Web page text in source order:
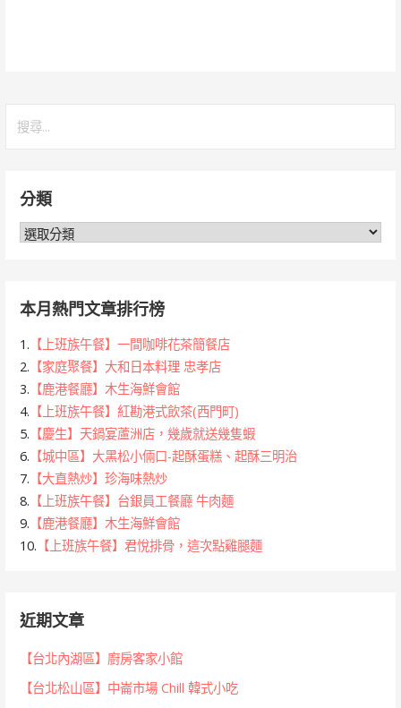
字:分類
分
本月熱門文章排行榜
1. 【上班族午餐】一間咖啡花茶簡餐店
2. 【家庭聚餐】大和日本料理 忠孝店
3. 【鹿港餐廳】木生海鮮會館
4. 【上班族午餐】紅勘港式飲茶(西門町)
5. 【慶生】天鍋宴蘆洲店，幾歲就送幾隻蝦
6. 【城中區】大黑松小倆口-起酥蛋糕、起酥三明治
7. 【大直熱炒】珍海味熱炒
8. 【上班族午餐】台銀員工餐廳 牛肉麵
9. 【鹿港餐廳】木生海鮮會館
10. 【上班族午餐】君悅排骨，這次點雞腿麵
近期文章
【台北內湖區】廚房客家小館
【台北松山區】中崙市場 Chill 韓式小吃